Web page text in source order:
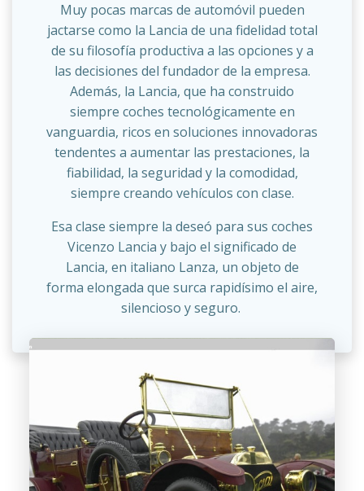
Muy pocas marcas de automóvil pueden
jactarse como la Lancia de una fidelidad total
de su filosofía productiva a las opciones y a
las decisiones del fundador de la empresa.
Además, la Lancia, que ha construido
siempre coches tecnológicamente en
vanguardia, ricos en soluciones innovadoras
tendentes a aumentar las prestaciones, la
fiabilidad, la seguridad y la comodidad,
siempre creando vehículos con clase.
Esa clase siempre la deseó para sus coches
Vicenzo Lancia y bajo el significado de
Lancia, en italiano Lanza, un objeto de
forma elongada que surca rapidísimo el aire,
silencioso y seguro.